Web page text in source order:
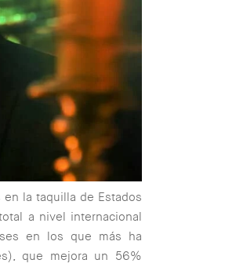
la taquilla de Estados
a nivel internacional
en los que más ha
que mejora un 56%